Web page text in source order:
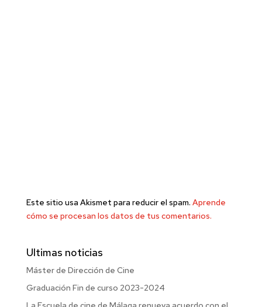
Este sitio usa Akismet para reducir el spam. Aprende
cómo se procesan los datos de tus comentarios.
Ultimas noticias
Máster de Dirección de Cine
Graduación Fin de curso 2023-2024